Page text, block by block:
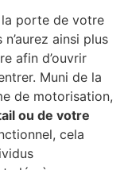
porte de votre
ainsi plus
afin d’ouvrir
Muni de la
de motorisation,
ou de votre
cela